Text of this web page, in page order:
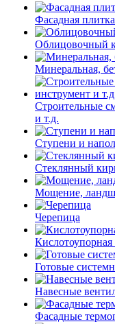
Фасадная плитка
Облицовочный
Минеральная,
Строительные
и т.д.
Ступени и
Cтеклянный
Мощение,
Черепица
Готовые
Навесные
Фасадные